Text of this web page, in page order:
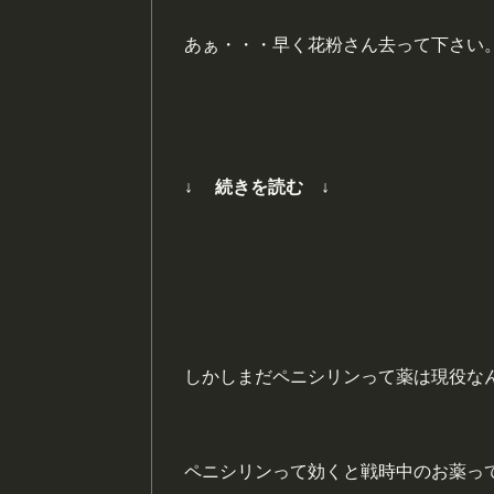
あぁ・・・早く花粉さん去って下さい。
↓ 続きを読む ↓
しかしまだペニシリンって薬は現役な
ペニシリンって効くと戦時中のお薬っ